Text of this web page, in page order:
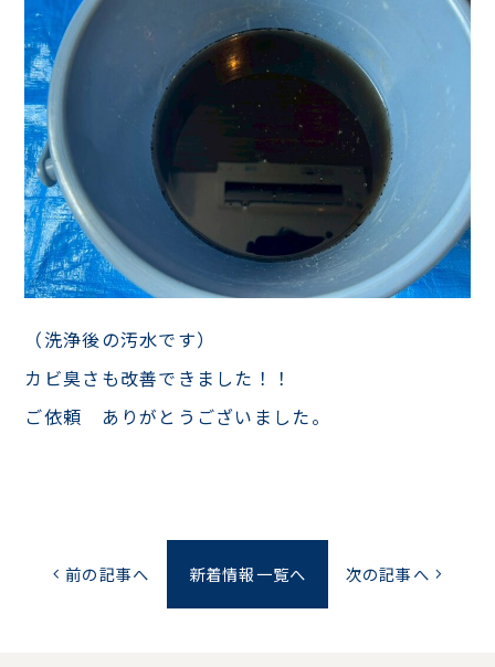
（洗浄後の汚水です）
カビ臭さも改善できました！！
ご依頼 ありがとうございました。
chevron_left 前の記事へ 新着情報一覧へ 次の記事へ chevron_right